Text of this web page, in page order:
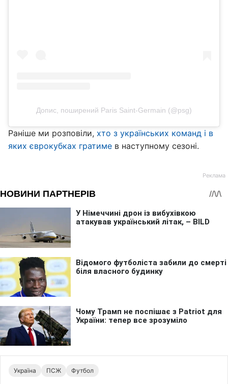
Допис, поширений Paris Saint-Germain (@psg)
Раніше ми розповіли, хто з українських команд і в
яких єврокубках гратиме в наступному сезоні.
Україна ПСЖ Футбол